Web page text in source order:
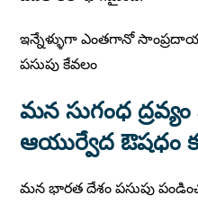
ఇన్నేళ్ళుగా ఎంతగానో
పసుపు కేవలం
మన సుగంధ
ఆయుర్వేద ఔషధం
మన భారత దేశం పసుపు